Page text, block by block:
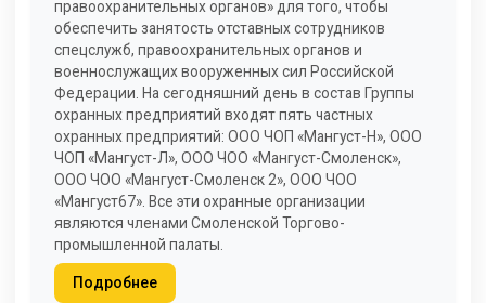
правоохранительных органов» для того, чтобы
обеспечить занятость отставных сотрудников
спецслужб, правоохранительных органов и
военнослужащих вооруженных сил Российской
Федерации. На сегодняшний день в состав Группы
охранных предприятий входят пять частных
охранных предприятий: ООО ЧОП «Мангуст-Н», ООО
ЧОП «Мангуст-Л», ООО ЧОО «Мангуст-Смоленск»,
ООО ЧОО «Мангуст-Смоленск 2», ООО ЧОО
«Мангуст67». Все эти охранные организации
являются членами Смоленской Торгово-
промышленной палаты.
Подробнее